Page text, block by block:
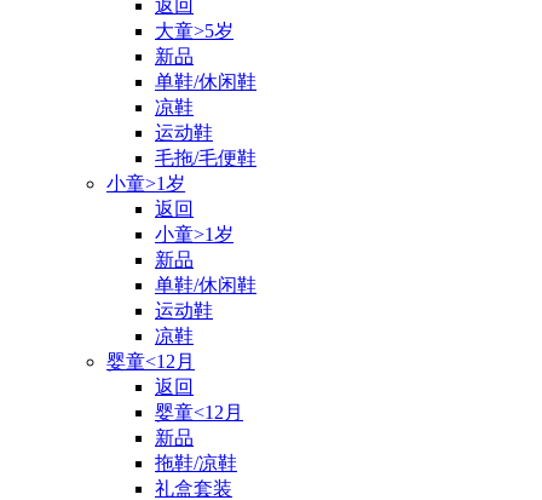
返回
大童>5岁
新品
单鞋/休闲鞋
凉鞋
运动鞋
毛拖/毛便鞋
小童>1岁
返回
小童>1岁
新品
单鞋/休闲鞋
运动鞋
凉鞋
婴童<12月
返回
婴童<12月
新品
拖鞋/凉鞋
礼盒套装